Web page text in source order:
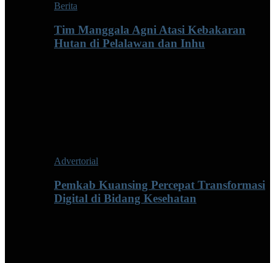
Berita
Tim Manggala Agni Atasi Kebakaran
Hutan di Pelalawan dan Inhu
Advertorial
Pemkab Kuansing Percepat Transformasi
Digital di Bidang Kesehatan